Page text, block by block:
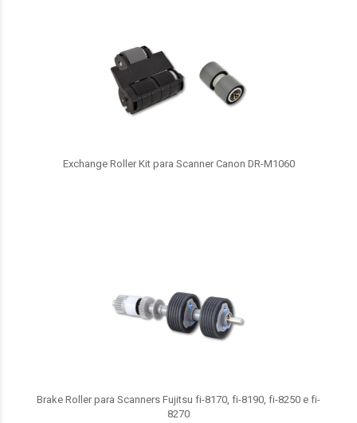
Exchange Roller Kit para Scanner Canon DR-M1060
Brake Roller para Scanners Fujitsu fi-8170, fi-8190, fi-8250 e fi-
8270